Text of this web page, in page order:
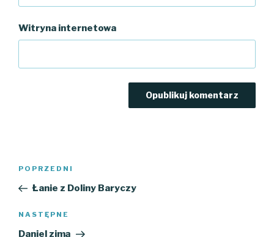
Witryna internetowa
Poprzedni
wpis
POPRZEDNI
Łanie z Doliny Baryczy
Następny
wpis
NASTĘPNE
Daniel zimą